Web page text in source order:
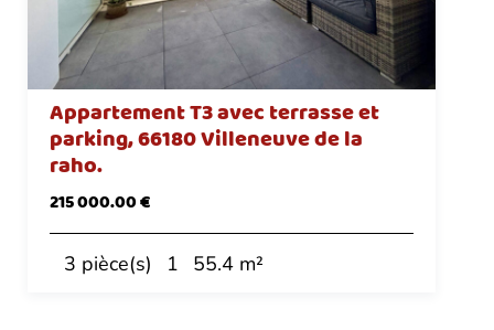
Appartement T3 avec terrasse et
parking, 66180 Villeneuve de la
raho.
215 000.00 €
3 pièce(s) 1 55.4 m²